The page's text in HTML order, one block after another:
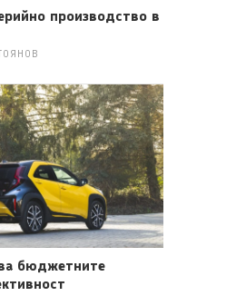
производство в
бюджетните